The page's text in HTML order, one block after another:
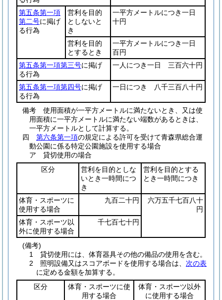
第五条第一項
第二号に掲げ
る行為
営利を目的
としないと
き
一平方メートルにつき一日
十円
営利を目的
とするとき
一平方メートルにつき一日
百円
第五条第一項第三号に掲げ
る行為
一人につき一日 三百六十円
第五条第一項第四号に掲げ
る行為
一日につき 八千三百八十円
備考 使用面積が一平方メートルに満たないとき、又は使
用面積に一平方メートルに満たない端数があるときは、
一平方メートルとして計算する。
四 第六条第一項の規定による許可を受けて青森県総合運
動公園に係る特定公園施設を使用する場合
ア 貸切使用の場合
区分
営利を目的としな
いとき一時間につ
き
営利を目的とする
とき一時間につき
体育・スポーツに
使用する場合
九百二十円
六万五千七百八十
円
体育・スポーツ以
外に使用する場合
千七百七十円
(備考)
1 貸切使用には、体育器具その他の備品の使用を含む。
2 照明設備又はスコアボードを使用する場合は、 次の表
に定める金額を加算する。
区分
体育・スポーツに使
用する場合
体育・スポーツ以外
に使用する場合